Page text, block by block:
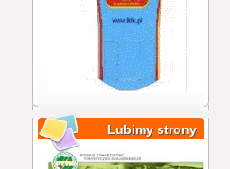
Lubimy strony